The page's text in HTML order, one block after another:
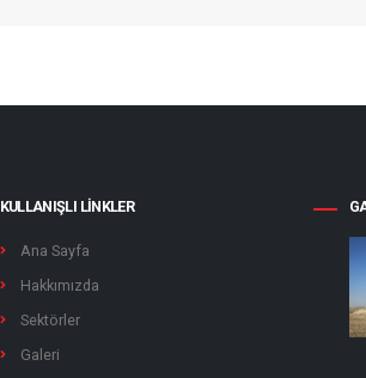
KULLANIŞLI LINKLER
Ana Sayfa
Hakkımızda
Sektörler
Galeri